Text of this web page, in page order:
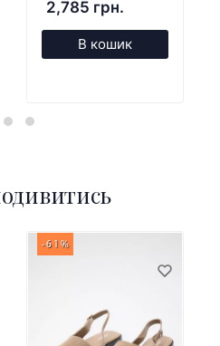
2,785 грн.
В кошик
-61%